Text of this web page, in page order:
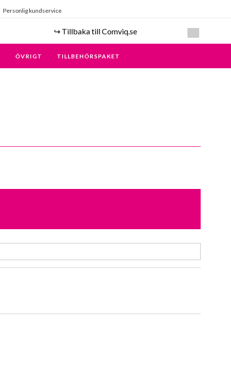
Personlig kundservice
↪️ Tillbaka till Comviq.se
ÖVRIGT TILLBEHÖRSPAKET